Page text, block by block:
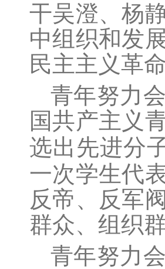
干吴澄、杨
中组织和发
民主主义革
青年努力
国共产主义
选出先进分
一次学生代
反帝、反军
群众、组织
青年努力